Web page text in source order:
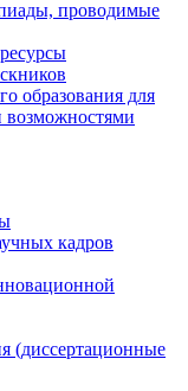
проводимые
образования для
кадров
(диссертационные